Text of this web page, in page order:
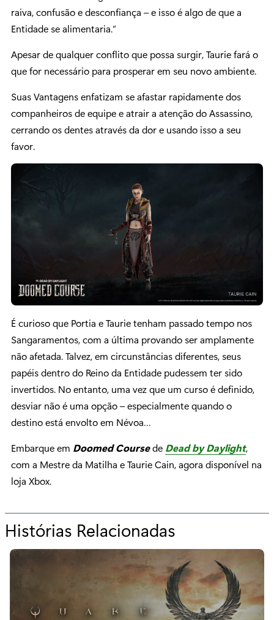
raiva, confusão e desconfiança – e isso é algo de que a
Entidade se alimentaria.”
Apesar de qualquer conflito que possa surgir, Taurie fará o
que for necessário para prosperar em seu novo ambiente.
Suas Vantagens enfatizam se afastar rapidamente dos
companheiros de equipe e atrair a atenção do Assassino,
cerrando os dentes através da dor e usando isso a seu
favor.
É curioso que Portia e Taurie tenham passado tempo nos
Sangaramentos, com a última provando ser amplamente
não afetada. Talvez, em circunstâncias diferentes, seus
papéis dentro do Reino da Entidade pudessem ter sido
invertidos. No entanto, uma vez que um curso é definido,
desviar não é uma opção – especialmente quando o
destino está envolto em Névoa…
Embarque em Doomed Coursede Dead by Daylight,
com a Mestre da Matilha e Taurie Cain, agora disponível na
loja Xbox.
Histórias Relacionadas
a
r
a